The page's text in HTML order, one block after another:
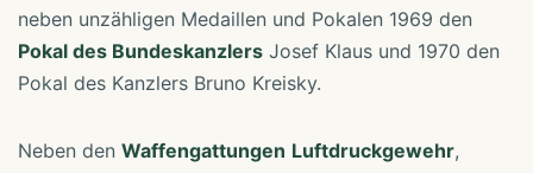
neben unzähligen Medaillen und Pokalen 1969 den
Pokal des Bundeskanzlers Josef Klaus und 1970 den
Pokal des Kanzlers Bruno Kreisky.
Neben den Waffengattungen Luftdruckgewehr,